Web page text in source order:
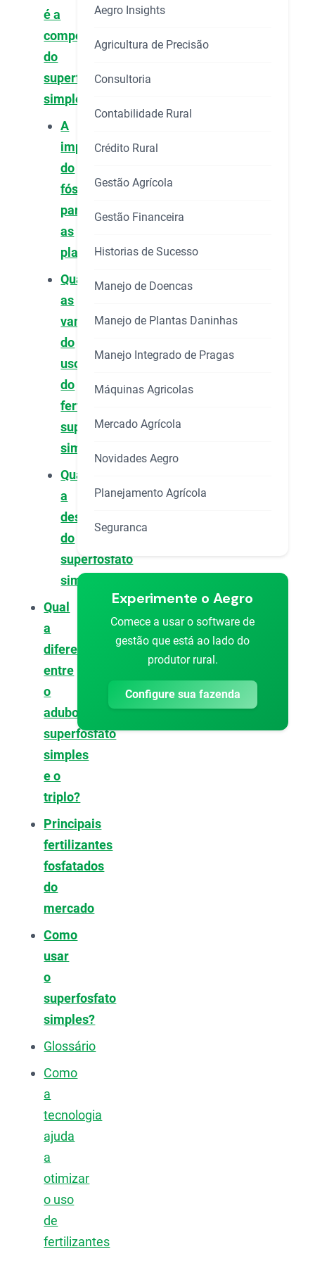
é a
composição
do
superfosfato
simples?
A
importância
do
fósforo
para
as
plantas
Quais
as
vantagens
do
uso
do
fertilizante
super
simples?
Qual
a
desvantagem
do
superfosfato
simples?
Qual
a
diferença
entre
o
adubo
superfosfato
simples
e o
triplo?
Principais
fertilizantes
fosfatados
do
mercado
Como
usar
o
superfosfato
simples?
Glossário
Como
a
tecnologia
ajuda
a
otimizar
o uso
de
fertilizantes
Aegro Insights
Agricultura de Precisão
Consultoria
Contabilidade Rural
Crédito Rural
Gestão Agrícola
Gestão Financeira
Historias de Sucesso
Manejo de Doencas
Manejo de Plantas Daninhas
Manejo Integrado de Pragas
Máquinas Agricolas
Mercado Agrícola
Novidades Aegro
Planejamento Agrícola
Seguranca
Experimente o Aegro
Comece a usar o software de
gestão que está ao lado do
produtor rural.
Configure sua fazenda